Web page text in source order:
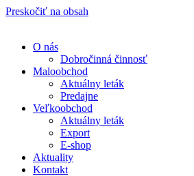
Preskočiť na obsah
O nás
Dobročinná činnosť
Maloobchod
Aktuálny leták
Predajne
Veľkoobchod
Aktuálny leták
Export
E-shop
Aktuality
Kontakt